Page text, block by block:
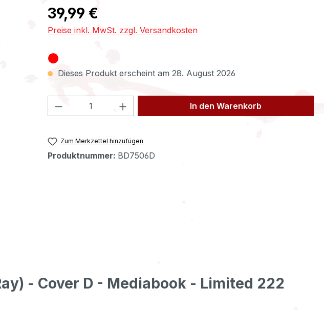
Regulärer Preis:
39,99 €
Preise inkl. MwSt. zzgl. Versandkosten
Dieses Produkt erscheint am 28. August 2026
Produkt Anzahl: Gib den gewünschten Wert
In den Warenkorb
Zum Merkzettel hinzufügen
Produktnummer: BD7506D
- Cover D - Mediabook - Limited 222